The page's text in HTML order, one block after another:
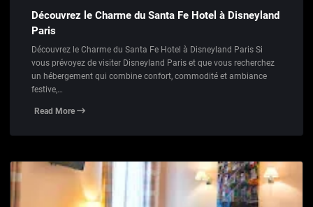
Découvrez le Charme du Santa Fe Hotel à Disneyland
Paris
Découvrez le Charme du Santa Fe Hotel à Disneyland Paris Si
vous prévoyez de visiter Disneyland Paris et que vous recherchez
un hébergement qui combine confort, commodité et ambiance
festive,…
Read More